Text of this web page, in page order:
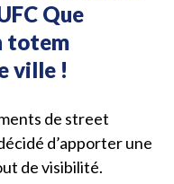
Que
totem
ville !
de street
d’apporter une
de visibilité.